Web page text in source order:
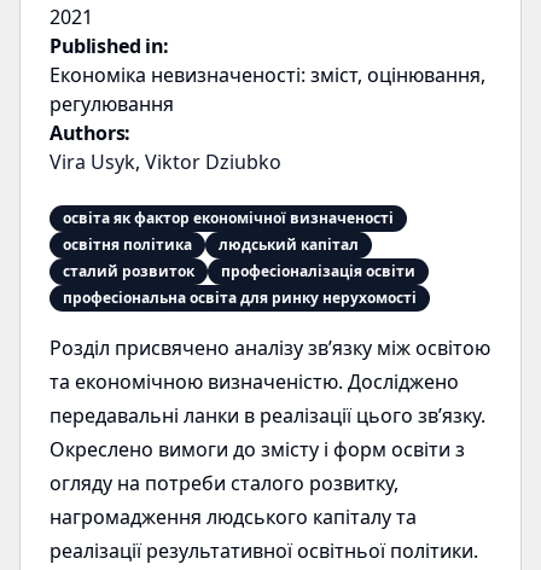
2021
Published in:
Економіка невизначеності: зміст, оцінювання,
регулювання
Authors:
Vira Usyk, Viktor Dziubko
освіта як фактор економічної визначеності
освітня політика
людський капітал
сталий розвиток
професіоналізація освіти
професіональна освіта для ринку нерухомості
Розділ присвячено аналізу зв’язку між освітою
та економічною визначеністю. Досліджено
передавальні ланки в реалізації цього зв’язку.
Окреслено вимоги до змісту і форм освіти з
огляду на потреби сталого розвитку,
нагромадження людського капіталу та
реалізації результативної освітньої політики.